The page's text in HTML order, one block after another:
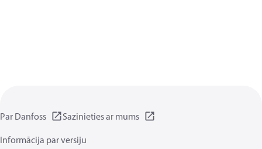
Par Danfoss
Sazinieties ar mums
Informācija par versiju